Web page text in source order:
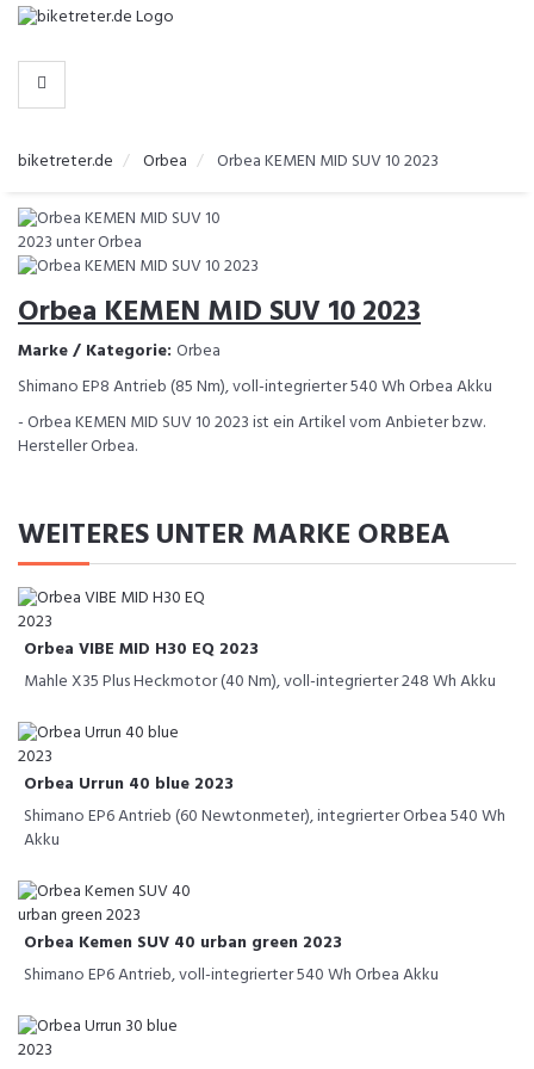
-
HERSTELLER
biketreter.de Orbea Orbea KEMEN MID SUV 10 2023
Orbea KEMEN MID SUV 10 2023
Marke / Kategorie: Orbea
Shimano EP8 Antrieb (85 Nm), voll-integrierter 540 Wh Orbea Akku
- Orbea KEMEN MID SUV 10 2023 ist ein Artikel vom Anbieter bzw.
Hersteller Orbea.
WEITERES UNTER MARKE ORBEA
Orbea VIBE MID H30 EQ 2023
Mahle X35 Plus Heckmotor (40 Nm), voll-integrierter 248 Wh Akku
Orbea Urrun 40 blue 2023
Shimano EP6 Antrieb (60 Newtonmeter), integrierter Orbea 540 Wh
Akku
Orbea Kemen SUV 40 urban green 2023
Shimano EP6 Antrieb, voll-integrierter 540 Wh Orbea Akku